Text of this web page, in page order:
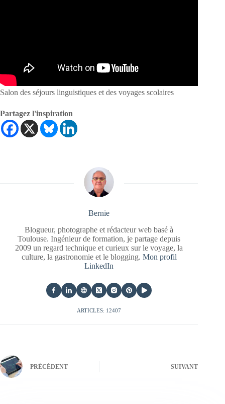
Salon des séjours linguistiques et des voyages scolaires
Partagez l'inspiration
Bernie
Blogueur, photographe et rédacteur web basé à
Toulouse. Ingénieur de formation, je partage depuis
2009 un regard technique et curieux sur le voyage, la
culture, la gastronomie et le blogging. Mon profil
LinkedIn
ARTICLES: 12407
PRÉCÉDENT SUIVANT